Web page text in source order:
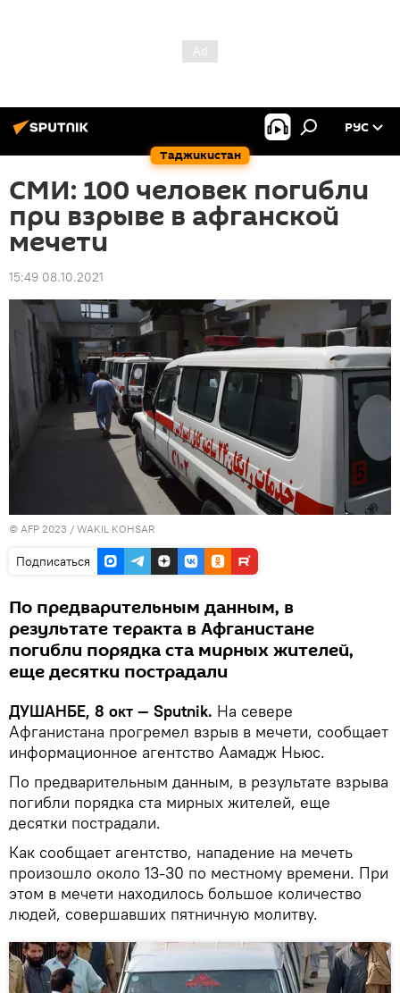
Таджикистан
РУС
СМИ: 100 человек погибли
при взрыве в афганской
мечети
15:49 08.10.2021
© AFP 2023 / WAKIL KOHSAR
Подписаться
По предварительным данным, в
результате теракта в Афганистане
погибли порядка ста мирных жителей,
еще десятки пострадали
ДУШАНБЕ, 8 окт — Sputnik. На севере
Афганистана прогремел взрыв в мечети, сообщает
информационное агентство Аамадж Ньюс.
По предварительным данным, в результате взрыва
погибли порядка ста мирных жителей, еще
десятки пострадали.
Как сообщает агентство, нападение на мечеть
произошло около 13-30 по местному времени. При
этом в мечети находилось большое количество
людей, совершавших пятничную молитву.